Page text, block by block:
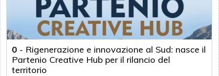
0 - Rigenerazione e innovazione al Sud: nasce il
Partenio Creative Hub per il rilancio del
territorio